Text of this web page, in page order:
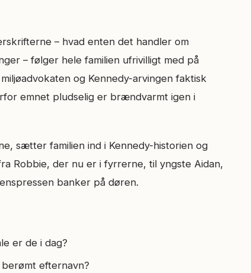
– hvad enten det handler om
– følger hele familien ufrivilligt med på
og Kennedy-arvingen faktisk
emnet pludselig er brændvarmt igen i
sætter familien ind i Kennedy-historien og
Robbie, der nu er i fyrrerne, til yngste Aidan,
banker på døren.
er de i dag?
efternavn?